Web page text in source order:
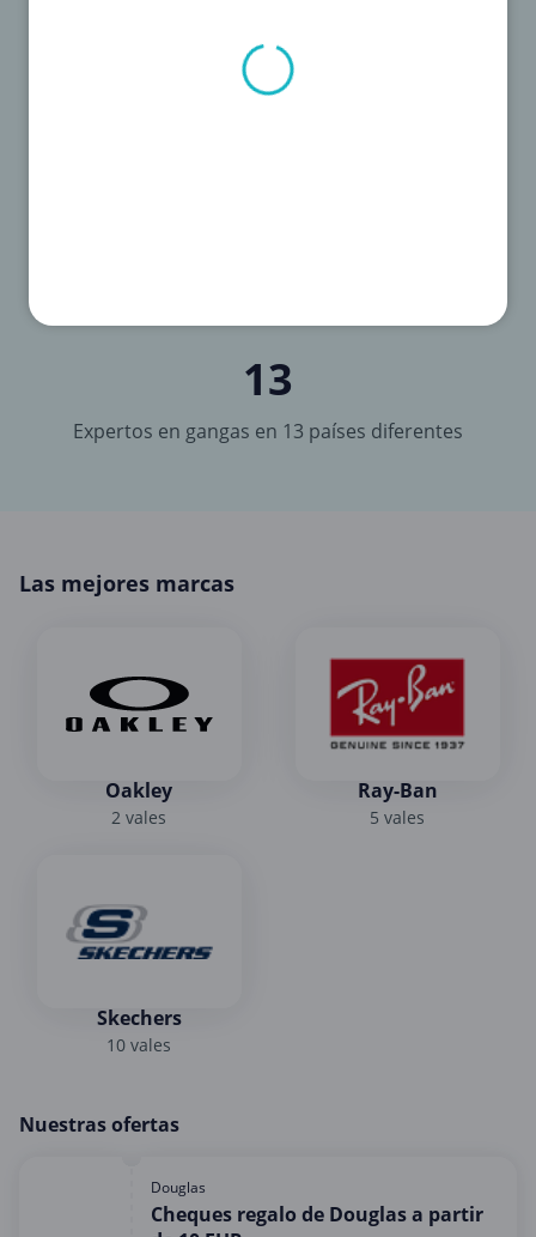
1.000
Cada día llegan 1.000 descuentos
13
Expertos en gangas en 13 países diferentes
Las mejores marcas
Oakley
2 vales
Ray-Ban
5 vales
Skechers
10 vales
Nuestras ofertas
Douglas
Cheques regalo de Douglas a partir